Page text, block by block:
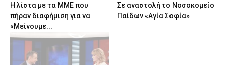
Η λίστα με τα ΜΜΕ που
πήραν διαφήμιση για να
«Μείνουμε...
Σε αναστολή το Νοσοκομείο
Παίδων «Αγία Σοφία»